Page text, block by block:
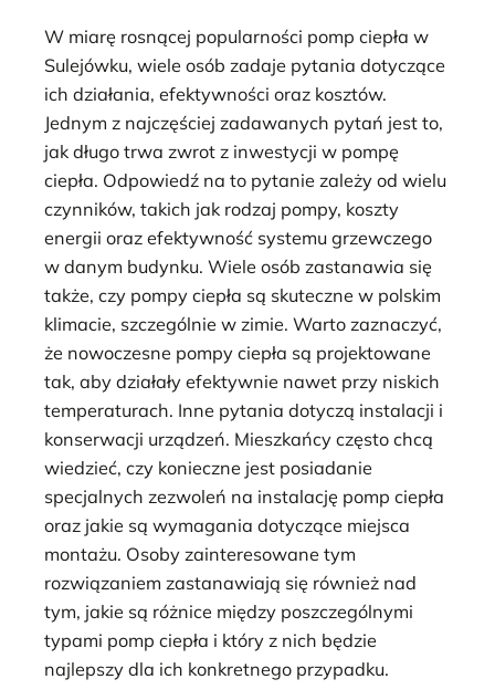
W miarę rosnącej popularności pomp ciepła w
Sulejówku, wiele osób zadaje pytania dotyczące
ich działania, efektywności oraz kosztów.
Jednym z najczęściej zadawanych pytań jest to,
jak długo trwa zwrot z inwestycji w pompę
ciepła. Odpowiedź na to pytanie zależy od wielu
czynników, takich jak rodzaj pompy, koszty
energii oraz efektywność systemu grzewczego
w danym budynku. Wiele osób zastanawia się
także, czy pompy ciepła są skuteczne w polskim
klimacie, szczególnie w zimie. Warto zaznaczyć,
że nowoczesne pompy ciepła są projektowane
tak, aby działały efektywnie nawet przy niskich
temperaturach. Inne pytania dotyczą instalacji i
konserwacji urządzeń. Mieszkańcy często chcą
wiedzieć, czy konieczne jest posiadanie
specjalnych zezwoleń na instalację pomp ciepła
oraz jakie są wymagania dotyczące miejsca
montażu. Osoby zainteresowane tym
rozwiązaniem zastanawiają się również nad
tym, jakie są różnice między poszczególnymi
typami pomp ciepła i który z nich będzie
najlepszy dla ich konkretnego przypadku.